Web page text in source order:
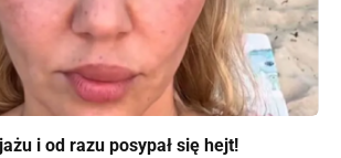
i od razu posypał się hejt!